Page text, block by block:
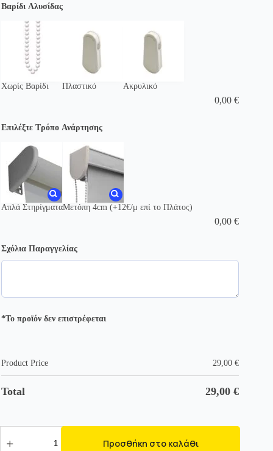
Βαρίδι Αλυσίδας
Χωρίς Βαρίδι Πλαστικό Ακρυλικό
0,00€
Επιλέξτε Τρόπο Ανάρτησης
Απλά ΣτηρίγματαΜετόπη 4cm (+12€/μ επί το Πλάτος)
0,00€
Σχόλια Παραγγελίας
*Το προϊόν δεν επιστρέφεται
Product Price 29,00€
Total 29,00€
Προσθήκη στο καλάθι